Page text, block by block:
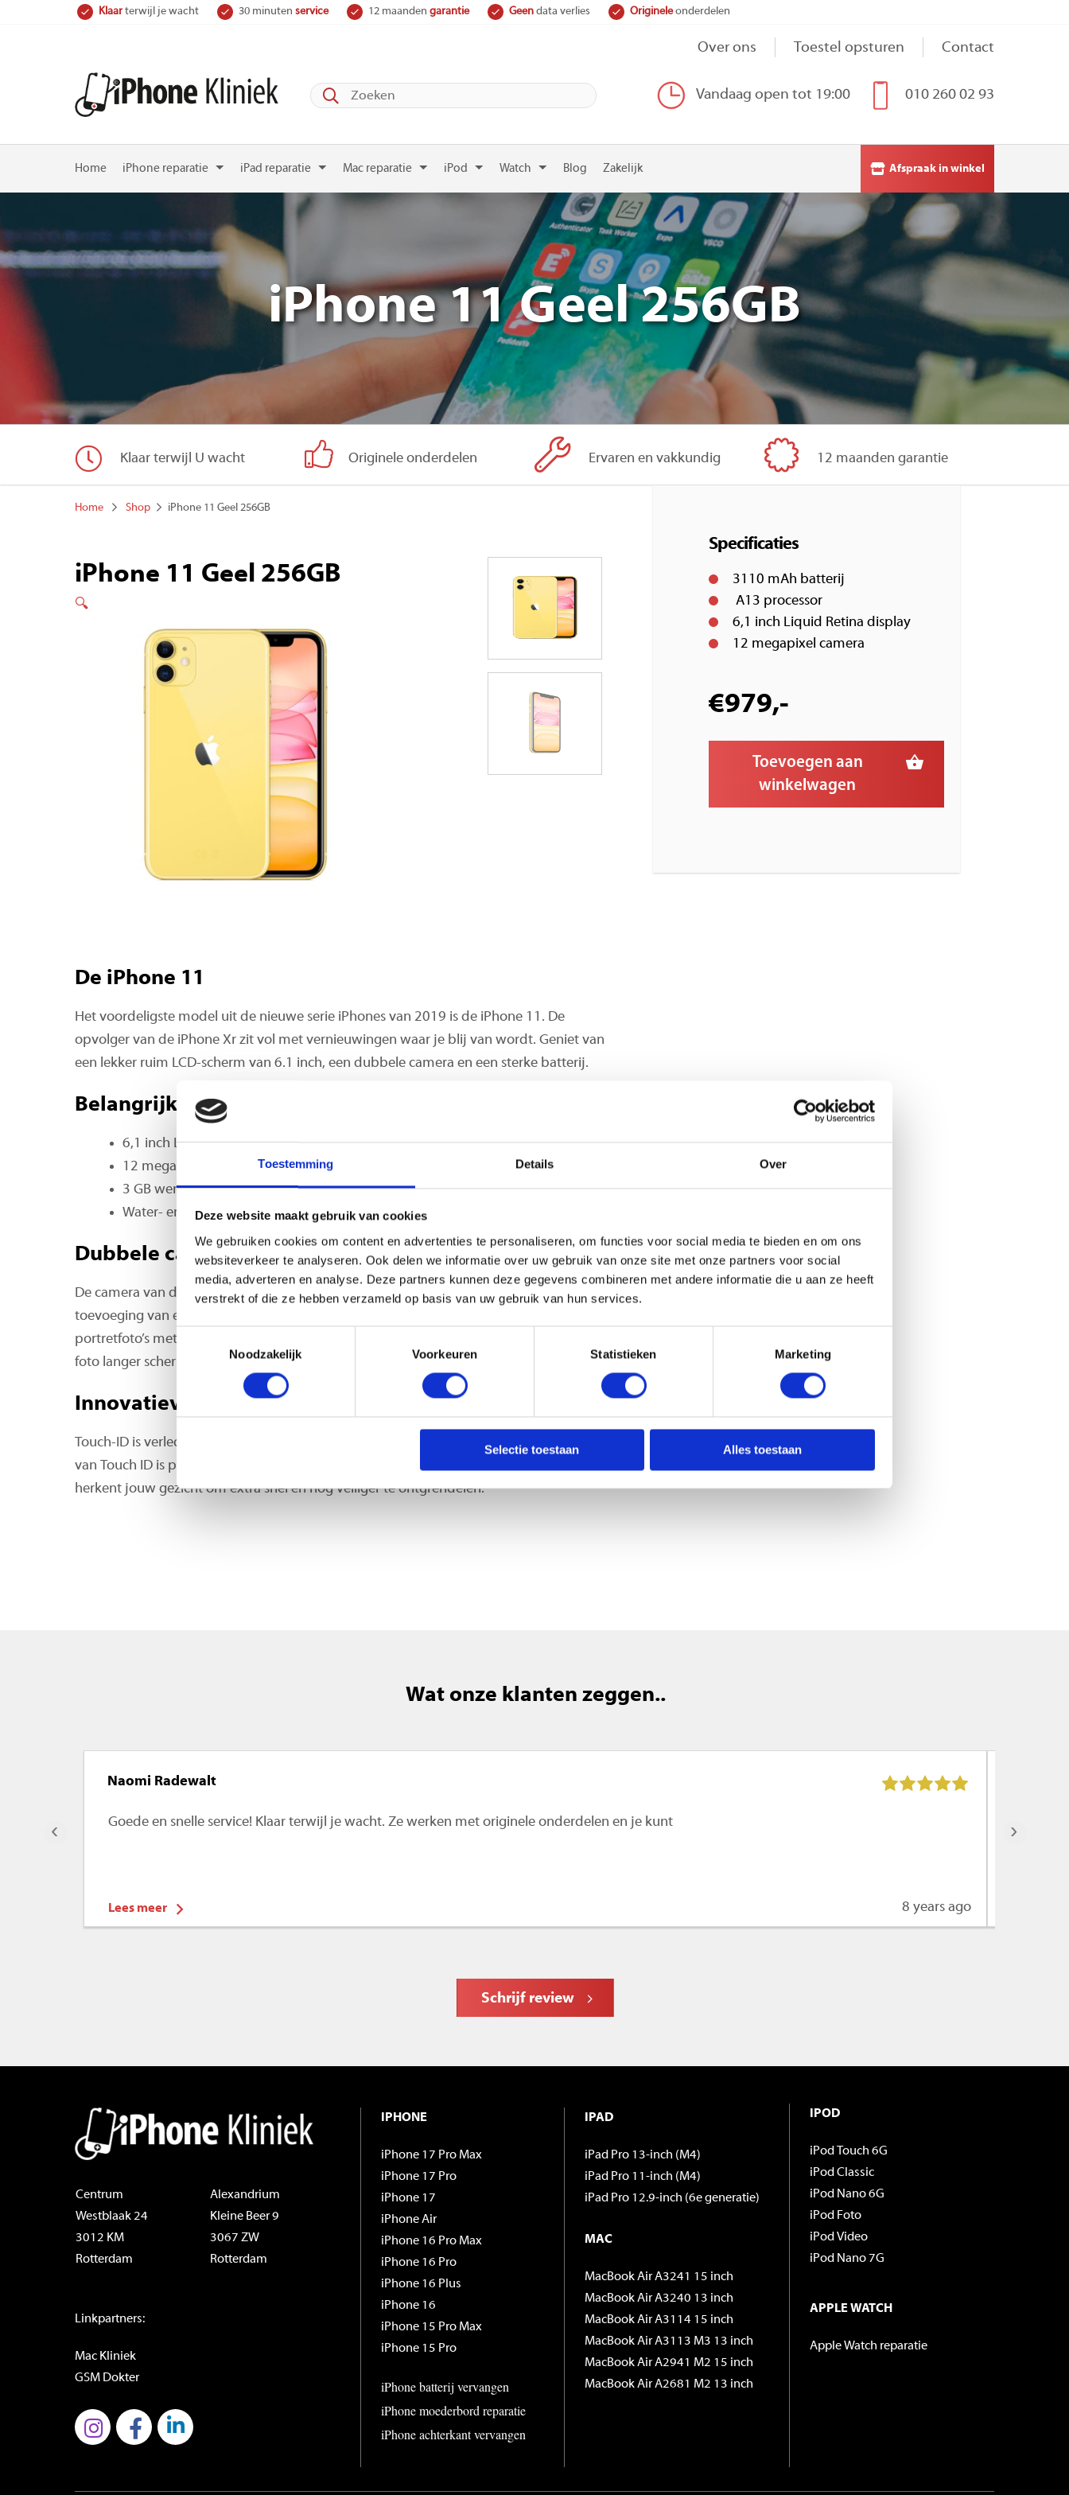
Toestemming Details Over
Deze website maakt gebruik van cookies
We gebruiken cookies om content en advertenties te personaliseren, om functies voor social media te bieden en om ons
websiteverkeer te analyseren. Ook delen we informatie over uw gebruik van onze site met onze partners voor social
media, adverteren en analyse. Deze partners kunnen deze gegevens combineren met andere informatie die u aan ze heeft
verstrekt of die ze hebben verzameld op basis van uw gebruik van hun services.
Toestemmingsselectie
Noodzakelijk
Voorkeuren Statistieken Marketing
Selectie toestaan Alles toestaan
Klaar terwijl je wacht 30 minuten service 12 maanden garantie Geen data verlies Origineleonderdelen
Over ons Toestel opsturen Contact
Vandaag open tot 19:00 010 260 02 93
Home iPhone reparatie iPad reparatie Mac reparatie iPod Watch Blog Zakelijk Afspraak in winkel
iPhone 11 Geel 256GB
Klaar terwijl U wacht Originele onderdelen Ervaren en vakkundig 12 maanden garantie
Home Shop iPhone 11 Geel 256GB
iPhone 11 Geel 256GB
🔍
Specificaties
3110 mAh batterij
A13 processor
6,1 inch Liquid Retina display
12 megapixel camera
€979,-
Toevoegen aan
winkelwagen
De iPhone 11
Het voordeligste model uit de nieuwe serie iPhones van 2019 is de iPhone 11. De
opvolger van de iPhone Xr zit vol met vernieuwingen waar je blij van wordt. Geniet van
een lekker ruim LCD-scherm van 6.1 inch, een dubbele camera en een sterke batterij.
Belangrijkste eigenschappen iPhone 11
6,1 inch Liquid Retina display
12 megapixelcamera
3 GB werkgeheugen, A13 processor
Water- en stofdicht (IP68)
Dubbele camera
De camera van de iPhone 11 heeft mooie verbeteringen voor prachtige plaatjes. Door de
toevoeging van een tweede camera leg je ieder bijzonder moment haarscherp vast. Ook
portretfoto’s met scherptediepte worden vanaf nu extra mooi en bij het inzoomen blijft je
foto langer scherp.
Innovatieve 3D-scanner
Touch-ID is verleden tijd met de innovatieve 3D-scanner van de iPhone 11. Op de plek
van Touch ID is plaatsgemaakt voor de nieuwe 3D-scanner. De gloednieuwe 3D-scanner
herkent jouw gezicht om extra snel en nog veiliger te ontgrendelen.
Wat onze klanten zeggen..
Goede en snelle service! Klaar terwijl je wacht. Ze werken met originele onderdelen en je kunt
Lees meer
Naomi Radewalt
8 years ago
‹ ›
Schrijf review
Centrum
Westblaak 24
3012 KM
Rotterdam
Alexandrium
Kleine Beer 9
3067 ZW
Rotterdam
Linkpartners:
Mac Kliniek
GSM Dokter
IPHONE
iPhone 17 Pro Max
iPhone 17 Pro
iPhone 17
iPhone Air
iPhone 16 Pro Max
iPhone 16 Pro
iPhone 16 Plus
iPhone 16
iPhone 15 Pro Max
iPhone 15 Pro
iPhone batterij vervangen
iPhone moederbord reparatie
iPhone achterkant vervangen
IPAD
iPad Pro 13-inch (M4)
iPad Pro 11-inch (M4)
iPad Pro 12.9-inch (6e generatie)
MAC
MacBook Air A3241 15 inch
MacBook Air A3240 13 inch
MacBook Air A3114 15 inch
MacBook Air A3113 M3 13 inch
MacBook Air A2941 M2 15 inch
MacBook Air A2681 M2 13 inch
IPOD
iPod Touch 6G
iPod Classic
iPod Nano 6G
iPod Foto
iPod Video
iPod Nano 7G
APPLE WATCH
Apple Watch reparatie